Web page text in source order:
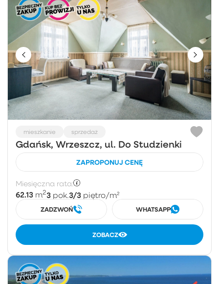
mieszkanie sprzedaż
Gdańsk, Wrzeszcz, ul. Do Studzienki
ZAPROPONUJ CENĘ
Miesięczna rata:
62.13 m23 pok.3/3 piętro/m²
ZADZWOŃ WHATSAPP
ZOBACZ